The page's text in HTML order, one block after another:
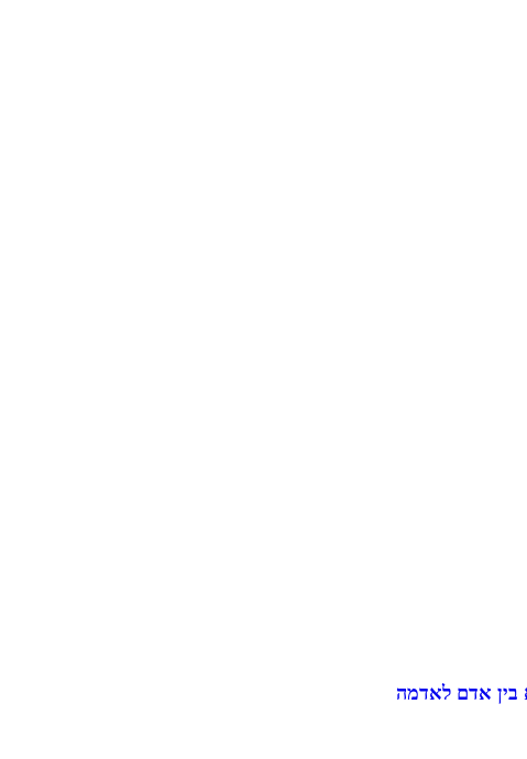
בין אדם לאדמה